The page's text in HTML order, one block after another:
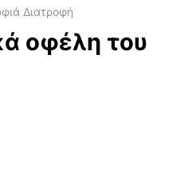
Διατροφή
οφέλη του